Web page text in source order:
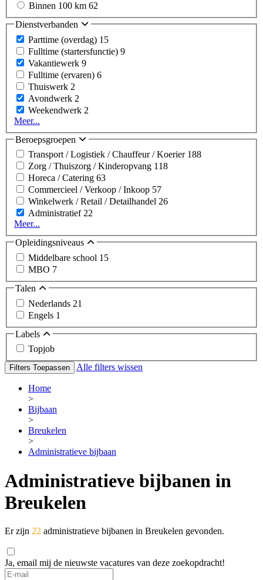
Binnen 100 km 62
Dienstverbanden
Parttime (overdag) 15
Fulltime (startersfunctie) 9
Vakantiewerk 9
Fulltime (ervaren) 6
Thuiswerk 2
Avondwerk 2
Weekendwerk 2
Meer...
Beroepsgroepen
Transport / Logistiek / Chauffeur / Koerier 188
Zorg / Thuiszorg / Kinderopvang 118
Horeca / Catering 63
Commercieel / Verkoop / Inkoop 57
Winkelwerk / Retail / Detailhandel 26
Administratief22
Meer...
Opleidingsniveaus
Middelbare school 15
MBO 7
Talen
Nederlands 21
Engels 1
Labels
Topjob
Filters Toepassen Alle filters wissen
Home
>
Bijbaan
>
Breukelen
>
Administratieve bijbaan
Administratieve bijbanen in
Breukelen
Er zijn 22 administratieve bijbanen in Breukelen gevonden.
Ja, email mij de nieuwste vacatures van deze zoekopdracht!
If